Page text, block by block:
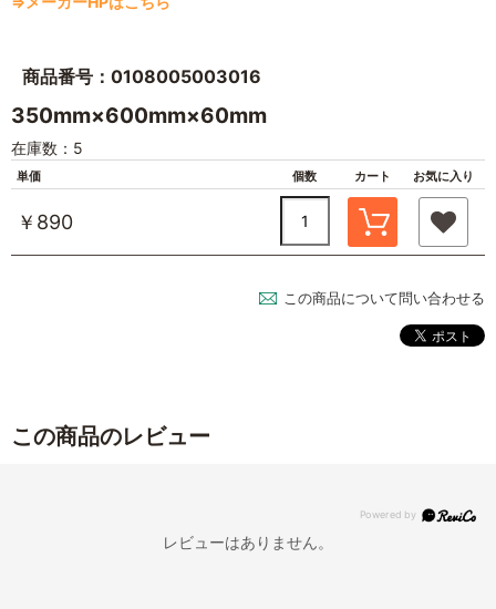
商品番号：0108005003016
350mm×600mm×60mm
在庫数：5
単価 個数 カート お気に入り
￥890
この商品について問い合わせる
この商品のレビュー
レビューはありません。